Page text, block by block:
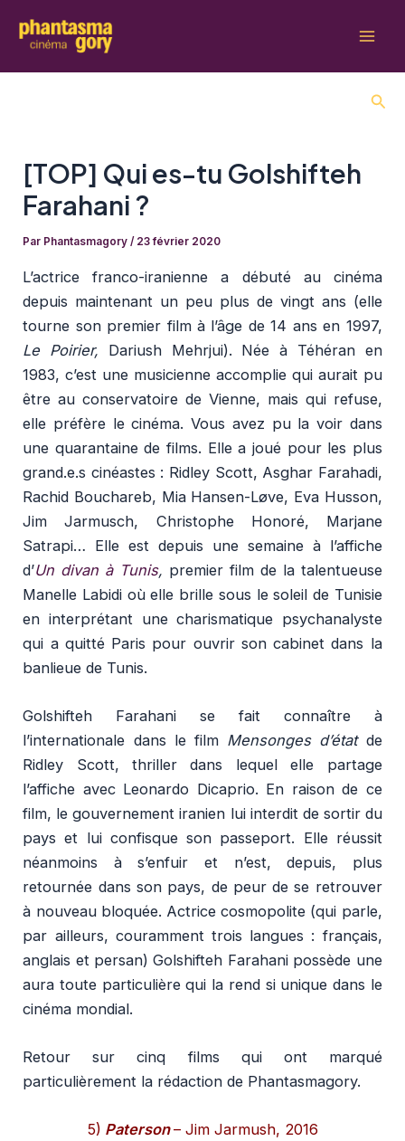
[TOP] Qui es-tu Golshifteh
Farahani ?
Par Phantasmagory/ 23 février 2020
L’actrice franco-iranienne a débuté au cinéma
depuis maintenant un peu plus de vingt ans (elle
tourne son premier film à l’âge de 14 ans en 1997,
Le Poirier, Dariush Mehrjui). Née à Téhéran en
1983, c’est une musicienne accomplie qui aurait pu
être au conservatoire de Vienne, mais qui refuse,
elle préfère le cinéma. Vous avez pu la voir dans
une quarantaine de films. Elle a joué pour les plus
grand.e.s cinéastes : Ridley Scott, Asghar Farahadi,
Rachid Bouchareb, Mia Hansen-Løve, Eva Husson,
Jim Jarmusch, Christophe Honoré, Marjane
Satrapi… Elle est depuis une semaine à l’affiche
d’Un divan à Tunis, premier film de la talentueuse
Manelle Labidi où elle brille sous le soleil de Tunisie
en interprétant une charismatique psychanalyste
qui a quitté Paris pour ouvrir son cabinet dans la
banlieue de Tunis.
Golshifteh Farahani se fait connaître à
l’internationale dans le film Mensonges d’état de
Ridley Scott, thriller dans lequel elle partage
l’affiche avec Leonardo Dicaprio. En raison de ce
film, le gouvernement iranien lui interdit de sortir du
pays et lui confisque son passeport. Elle réussit
néanmoins à s’enfuir et n’est, depuis, plus
retournée dans son pays, de peur de se retrouver
à nouveau bloquée. Actrice cosmopolite (qui parle,
par ailleurs, couramment trois langues : français,
anglais et persan) Golshifteh Farahani possède une
aura toute particulière qui la rend si unique dans le
cinéma mondial.
Retour sur cinq films qui ont marqué
particulièrement la rédaction de Phantasmagory.
5) Paterson– Jim Jarmush, 2016